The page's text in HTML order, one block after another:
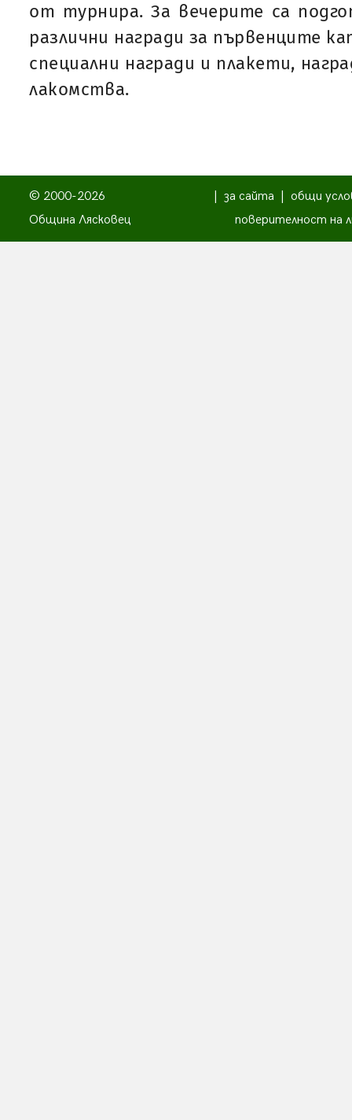
от турнира. За вечерите са
различни награди за първенците
специални награди и плакети,
лакомства.
© 2000-2026
Община Лясковец
за сайта
общи
поверителност на